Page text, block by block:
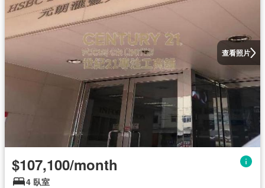
查看照片
$107,100/month
4 臥室